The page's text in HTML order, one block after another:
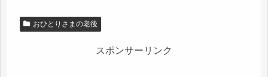
おひとりさまの老後
スポンサーリンク